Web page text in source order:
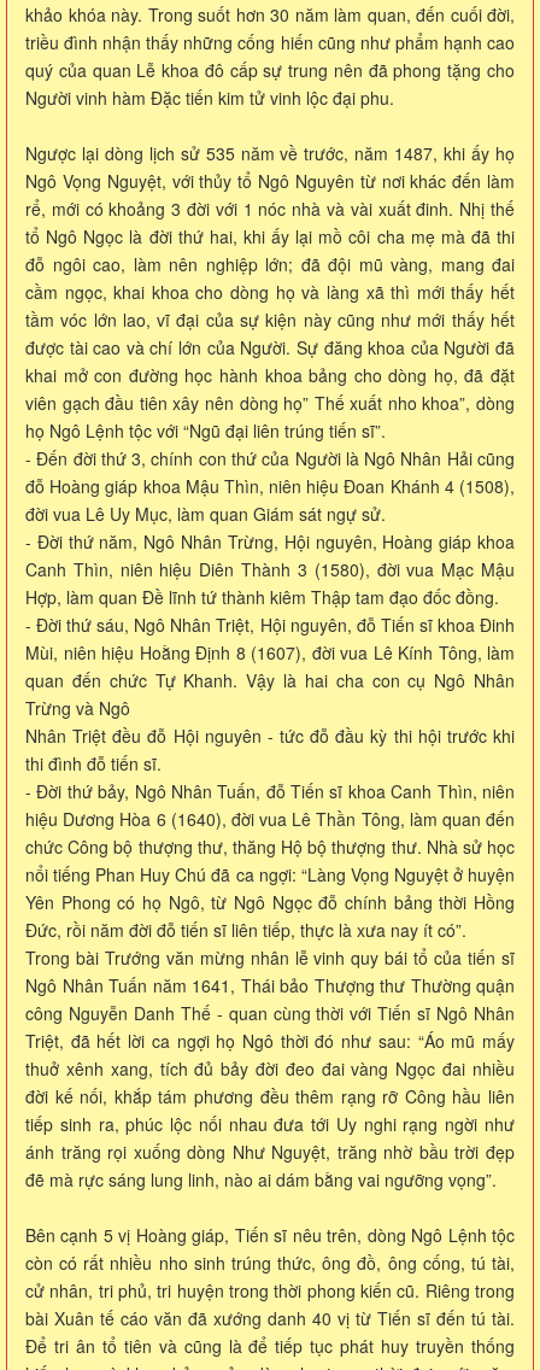
khảo khóa này. Trong suốt hơn 30 năm làm quan, đến cuối đời,
triều đình nhận thấy những cống hiến cũng như phẩm hạnh cao
quý của quan Lễ khoa đô cấp sự trung nên đã phong tặng cho
Người vinh hàm Đặc tiến kim tử vinh lộc đại phu.
Ngược lại dòng lịch sử 535 năm về trước, năm 1487, khi ấy họ
Ngô Vọng Nguyệt, với thủy tổ Ngô Nguyên từ nơi khác đến làm
rể, mới có khoảng 3 đời với 1 nóc nhà và vài xuất đinh. Nhị thế
tổ Ngô Ngọc là đời thứ hai, khi ấy lại mồ côi cha mẹ mà đã thi
đỗ ngôi cao, làm nên nghiệp lớn; đã đội mũ vàng, mang đai
cầm ngọc, khai khoa cho dòng họ và làng xã thì mới thấy hết
tầm vóc lớn lao, vĩ đại của sự kiện này cũng như mới thấy hết
được tài cao và chí lớn của Người. Sự đăng khoa của Người đã
khai mở con đường học hành khoa bảng cho dòng họ, đã đặt
viên gạch đầu tiên xây nên dòng họ” Thế xuất nho khoa”, dòng
họ Ngô Lệnh tộc với “Ngũ đại liên trúng tiến sĩ”.
- Đến đời thứ 3, chính con thứ của Người là Ngô Nhân Hải cũng
đỗ Hoàng giáp khoa Mậu Thìn, niên hiệu Đoan Khánh 4 (1508),
đời vua Lê Uy Mục, làm quan Giám sát ngự sử.
- Đời thứ năm, Ngô Nhân Trừng, Hội nguyên, Hoàng giáp khoa
Canh Thìn, niên hiệu Diên Thành 3 (1580), đời vua Mạc Mậu
Hợp, làm quan Đề lĩnh tứ thành kiêm Thập tam đạo đốc đồng.
- Đời thứ sáu, Ngô Nhân Triệt, Hội nguyên, đỗ Tiến sĩ khoa Đinh
Mùi, niên hiệu Hoằng Định 8 (1607), đời vua Lê Kính Tông, làm
quan đến chức Tự Khanh. Vậy là hai cha con cụ Ngô Nhân
Trừng và Ngô
Nhân Triệt đều đỗ Hội nguyên - tức đỗ đầu kỳ thi hội trước khi
thi đình đỗ tiến sĩ.
- Đời thứ bảy, Ngô Nhân Tuấn, đỗ Tiến sĩ khoa Canh Thìn, niên
hiệu Dương Hòa 6 (1640), đời vua Lê Thần Tông, làm quan đến
chức Công bộ thượng thư, thăng Hộ bộ thượng thư. Nhà sử học
nổi tiếng Phan Huy Chú đã ca ngợi: “Làng Vọng Nguyệt ở huyện
Yên Phong có họ Ngô, từ Ngô Ngọc đỗ chính bảng thời Hồng
Đức, rồi năm đời đỗ tiến sĩ liên tiếp, thực là xưa nay ít có”.
Trong bài Trướng văn mừng nhân lễ vinh quy bái tổ của tiến sĩ
Ngô Nhân Tuấn năm 1641, Thái bảo Thượng thư Thường quận
công Nguyễn Danh Thế - quan cùng thời với Tiến sĩ Ngô Nhân
Triệt, đã hết lời ca ngợi họ Ngô thời đó như sau: “Áo mũ mấy
thuở xênh xang, tích đủ bảy đời đeo đai vàng Ngọc đai nhiều
đời kế nối, khắp tám phương đều thêm rạng rỡ Công hầu liên
tiếp sinh ra, phúc lộc nối nhau đưa tới Uy nghi rạng ngời như
ánh trăng rọi xuống dòng Như Nguyệt, trăng nhờ bầu trời đẹp
đẽ mà rực sáng lung linh, nào ai dám bằng vai ngưỡng vọng”.
Bên cạnh 5 vị Hoàng giáp, Tiến sĩ nêu trên, dòng Ngô Lệnh tộc
còn có rất nhiều nho sinh trúng thức, ông đồ, ông cống, tú tài,
cử nhân, tri phủ, tri huyện trong thời phong kiến cũ. Riêng trong
bài Xuân tế cáo văn đã xướng danh 40 vị từ Tiến sĩ đến tú tài.
Để tri ân tổ tiên và cũng là để tiếp tục phát huy truyền thống